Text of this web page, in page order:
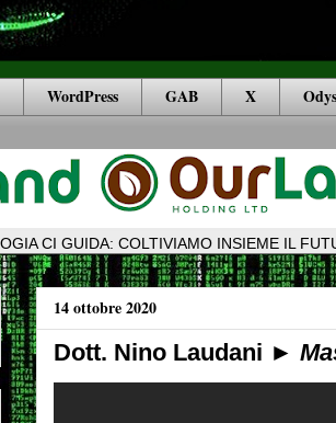
WordPress GAB X
CI GUIDA: COLTIVIAMO INSIEME IL
14 ottobre 2020
Dott. Nino Laudani ►